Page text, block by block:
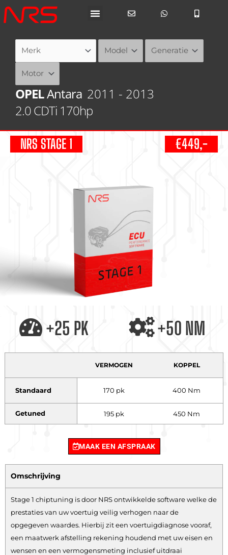
Ga
naar
OPELAntara 2011 - 2013
2.0 CDTi 170hp
NRS STAGE 1 €449,-
+25 PK +50 NM
VERMOGEN KOPPEL
Standaard 170 pk 400 Nm
Getuned 195 pk 450 Nm
MAAK EEN AFSPRAAK
Omschrijving
Stage 1 chiptuning is door NRS ontwikkelde software welke de
prestaties van uw voertuig veilig verhogen naar de
opgegeven waardes. Hierbij zit een voertuigdiagnose vooraf,
een maatwerk afstelling rekening houdend met uw eisen en
wensen en een vermogensmeting inclusief uitdraai